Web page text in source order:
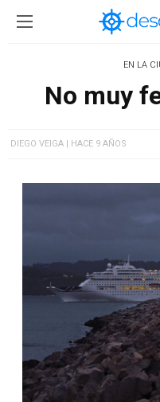
EN LA
No muy
DIEGO VEIGA HACE 9 AÑOS